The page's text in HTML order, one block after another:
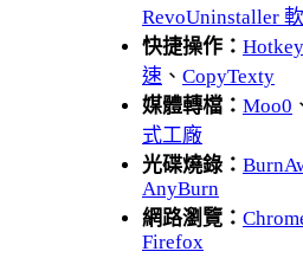
RevoUninstaller
快捷操作：
速 、 CopyTexty
媒體轉檔： Moo0
式工廠
光碟燒錄：
AnyBurn
網路瀏覽：
Firefox